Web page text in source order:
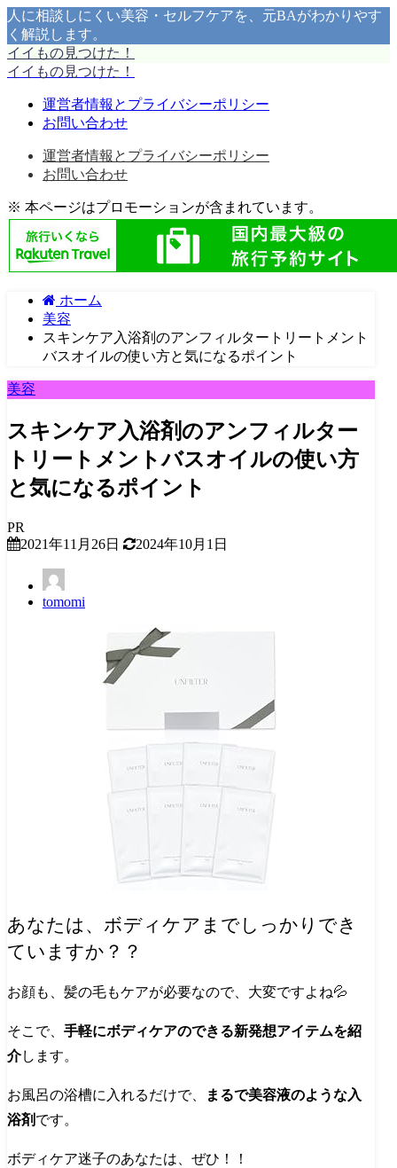
人に相談しにくい美容・セルフケアを、元BAがわかりやす
く解説します。
イイもの見つけた！
イイもの見つけた！
運営者情報とプライバシーポリシー
お問い合わせ
運営者情報とプライバシーポリシー
お問い合わせ
※ 本ページはプロモーションが含まれています。
ホーム
美容
スキンケア入浴剤のアンフィルタートリートメント
バスオイルの使い方と気になるポイント
美容
スキンケア入浴剤のアンフィルター
トリートメントバスオイルの使い方
と気になるポイント
PR
2021年11月26日
2024年10月1日
tomomi
あなたは、ボディケアまでしっかりでき
ていますか？？
お顔も、髪の毛もケアが必要なので、大変ですよね💦
そこで、 手軽にボディケアのできる新発想アイテムを紹
介します。
お風呂の浴槽に入れるだけで、
まるで美容液のような入
浴剤 です。
ボディケア迷子のあなたは、ぜひ！！